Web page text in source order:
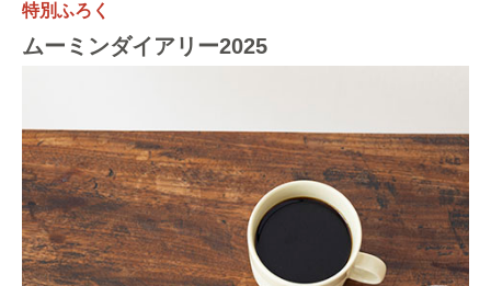
特別ふろく
ムーミンダイアリー2025